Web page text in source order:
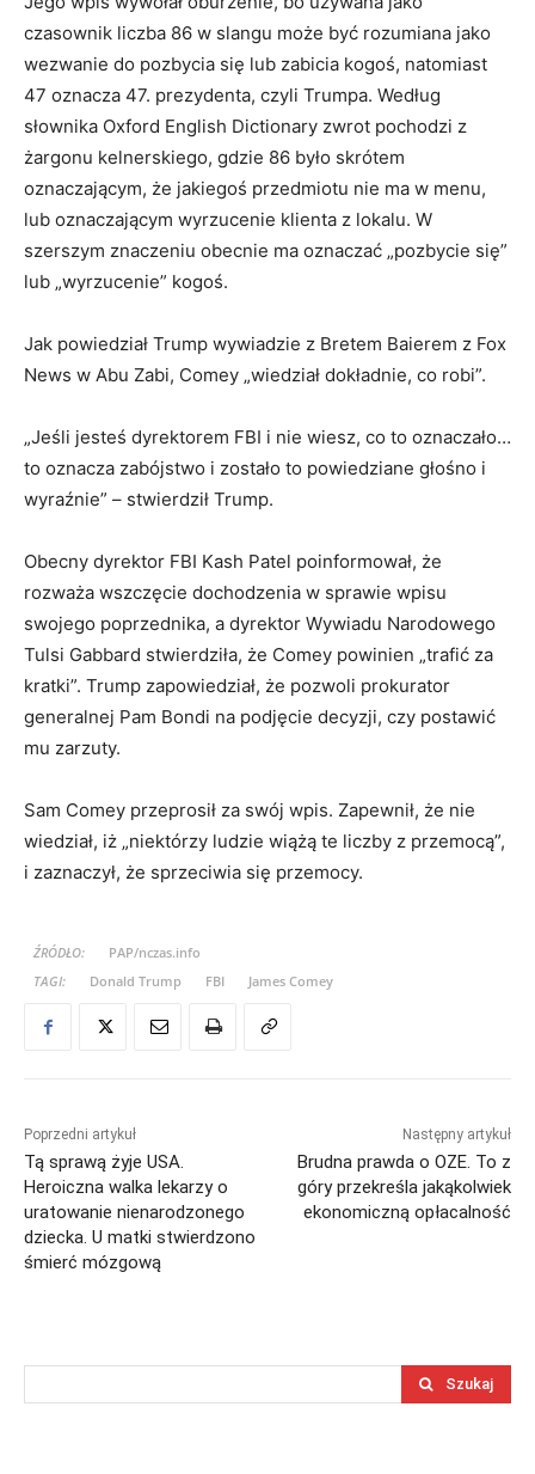
czasownik liczba 86 w slangu może być rozumiana jako
wezwanie do pozbycia się lub zabicia kogoś, natomiast
47 oznacza 47. prezydenta, czyli Trumpa. Według
słownika Oxford English Dictionary zwrot pochodzi z
żargonu kelnerskiego, gdzie 86 było skrótem
oznaczającym, że jakiegoś przedmiotu nie ma w menu,
lub oznaczającym wyrzucenie klienta z lokalu. W
szerszym znaczeniu obecnie ma oznaczać „pozbycie się”
lub „wyrzucenie” kogoś.
Jak powiedział Trump wywiadzie z Bretem Baierem z Fox
News w Abu Zabi, Comey „wiedział dokładnie, co robi”.
„Jeśli jesteś dyrektorem FBI i nie wiesz, co to oznaczało…
to oznacza zabójstwo i zostało to powiedziane głośno i
wyraźnie” – stwierdził Trump.
Obecny dyrektor FBI Kash Patel poinformował, że
rozważa wszczęcie dochodzenia w sprawie wpisu
swojego poprzednika, a dyrektor Wywiadu Narodowego
Tulsi Gabbard stwierdziła, że Comey powinien „trafić za
kratki”. Trump zapowiedział, że pozwoli prokurator
generalnej Pam Bondi na podjęcie decyzji, czy postawić
mu zarzuty.
Sam Comey przeprosił za swój wpis. Zapewnił, że nie
wiedział, iż „niektórzy ludzie wiążą te liczby z przemocą”,
i zaznaczył, że sprzeciwia się przemocy.
ŹRÓDŁO:
PAP/nczas.info
TAGI:
Donald Trump FBI James Comey
Poprzedni artykuł
Tą sprawą żyje USA.
Heroiczna walka lekarzy o
uratowanie nienarodzonego
dziecka. U matki stwierdzono
śmierć mózgową
Następny artykuł
Brudna prawda o OZE. To z
góry przekreśla jakąkolwiek
ekonomiczną opłacalność
Szukaj